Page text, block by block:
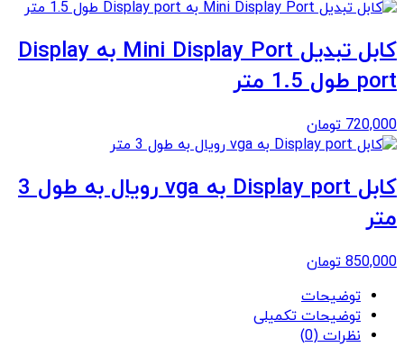
کابل تبدیل Mini Display Port به Display
port طول 1.5 متر
720,000 تومان
کابل Display port به vga رویال به طول 3
متر
850,000 تومان
توضیحات
توضیحات تکمیلی
نظرات (0)